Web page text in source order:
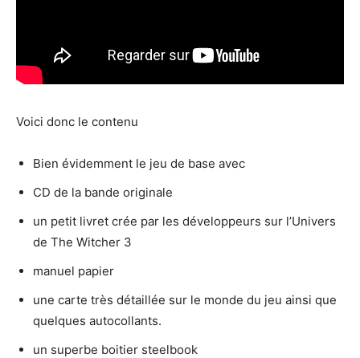
Voici donc le contenu
Bien évidemment le jeu de base avec
CD de la bande originale
un petit livret crée par les développeurs sur l’Univers
de The Witcher 3
manuel papier
une carte très détaillée sur le monde du jeu ainsi que
quelques autocollants.
un superbe boitier steelbook